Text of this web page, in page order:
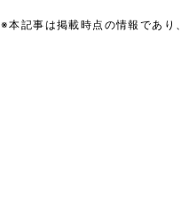
※本記事は掲載時点の情報であり